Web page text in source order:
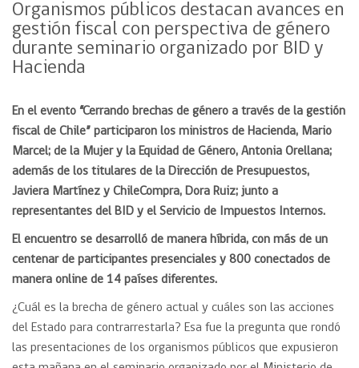
Organismos públicos destacan avances en
gestión fiscal con perspectiva de género
durante seminario organizado por BID y
Hacienda
En el evento “Cerrando brechas de género a través de la gestión
fiscal de Chile” participaron los ministros de Hacienda, Mario
Marcel; de la Mujer y la Equidad de Género, Antonia Orellana;
además de los titulares de la Dirección de Presupuestos,
Javiera Martínez y ChileCompra, Dora Ruiz; junto a
representantes del BID y el Servicio de Impuestos Internos.
El encuentro se desarrolló de manera híbrida, con más de un
centenar de participantes presenciales y 800 conectados de
manera online de 14 países diferentes.
¿Cuál es la brecha de género actual y cuáles son las acciones
del Estado para contrarrestarla? Esa fue la pregunta que rondó
las presentaciones de los organismos públicos que expusieron